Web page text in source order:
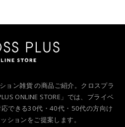
ン雑貨 の商品ご紹介。クロスプラ
ONLINE STORE」では、プライベ
できる30代・40代・50代の方向け
ションをご提案します。